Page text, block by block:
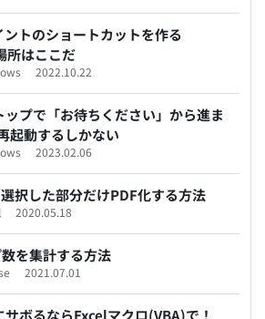
トのショートカットを作る
はここだ
2022.10.22
ップで「お待ちください」から進ま
起動するしかない
2023.02.06
択した部分だけPDF化する方法
2020.05.18
を集計する方法
2021.07.01
ボるならExcelマクロ(VBA)で！